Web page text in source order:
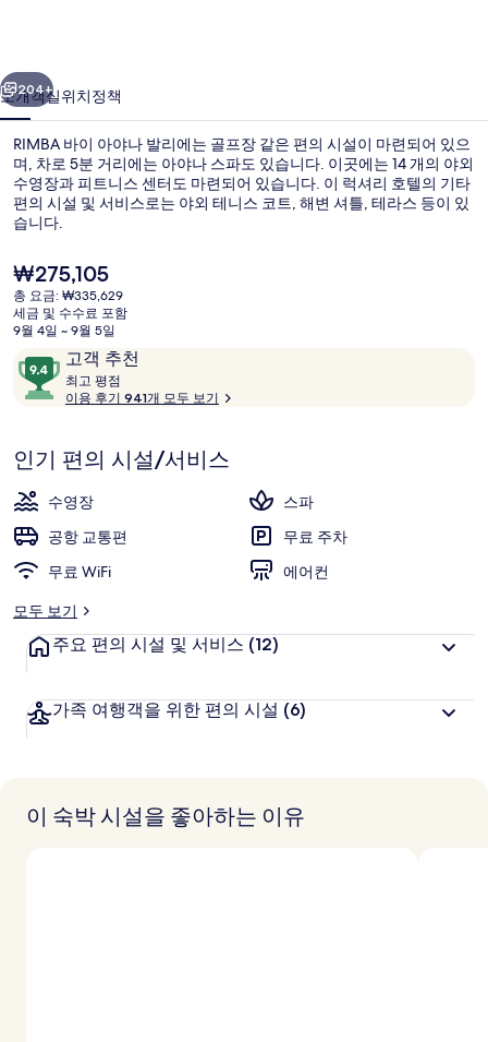
리
의
사
진
갤
러
리
다음
204+
소개객실위치정책
RIMBA 바이 아야나 발리에는 골프장 같은 편의 시설이 마련되어 있으
며, 차로 5분 거리에는 아야나 스파도 있습니다. 이곳에는 14 개의 야외
수영장과 피트니스 센터도 마련되어 있습니다. 이 럭셔리 호텔의 기타
편의 시설 및 서비스로는 야외 테니스 코트, 해변 셔틀, 테라스 등이 있
습니다.
현
재
가
격
₩275,105
₩275,105
총 요금: ₩335,629
세금 및 수수료 포함
9월 4일 ~ 9월 5일
이
용
후
고객 추천
10
점
만
중
9.4
점,
객
추
최고 평점
고
점
이용 후기 941개 모두 보기
인기 편의 시설/서비스
수영장
스파
공항 교통편
무료 주차
무료 WiFi
에어컨
모두 보기
주요 편의 시설 및 서비스 (12)
가족 여행객을 위한 편의 시설 (6)
이 숙박 시설을 좋아하는 이유